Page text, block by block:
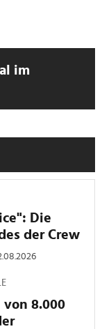
zu Ihrer
für
bereitgestellt
der Dienste
im
Die
der Crew
von 8.000